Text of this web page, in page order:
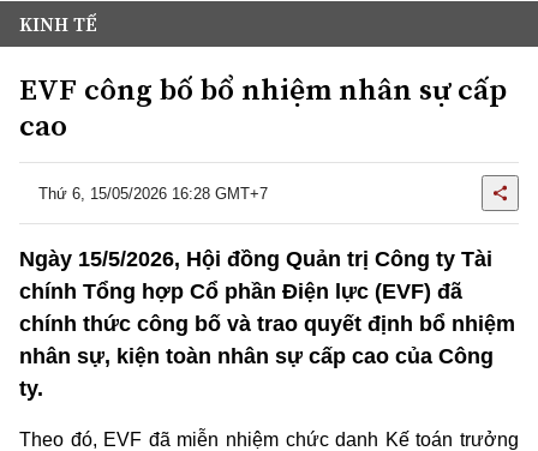
KINH TẾ
EVF công bố bổ nhiệm nhân sự cấp
cao
Thứ 6, 15/05/2026 16:28 GMT+7
Ngày 15/5/2026, Hội đồng Quản trị Công ty Tài
chính Tổng hợp Cổ phần Điện lực (EVF) đã
chính thức công bố và trao quyết định bổ nhiệm
nhân sự, kiện toàn nhân sự cấp cao của Công
ty.
Theo đó, EVF đã miễn nhiệm chức danh Kế toán trưởng